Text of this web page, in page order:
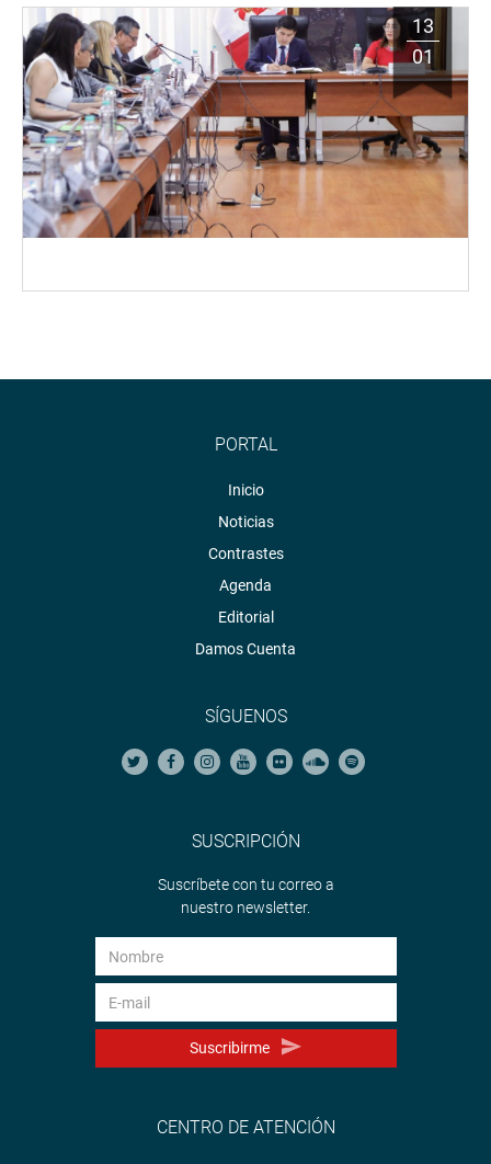
13
01
PORTAL
Inicio
Noticias
Contrastes
Agenda
Editorial
Damos Cuenta
SÍGUENOS
SUSCRIPCIÓN
Suscríbete con tu correo a
nuestro newsletter.
Suscribirme
CENTRO DE ATENCIÓN